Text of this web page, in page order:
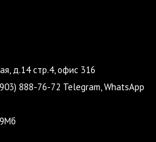
д.14 стр.4, офис 316
888-76-72 Telegram, WhatsApp